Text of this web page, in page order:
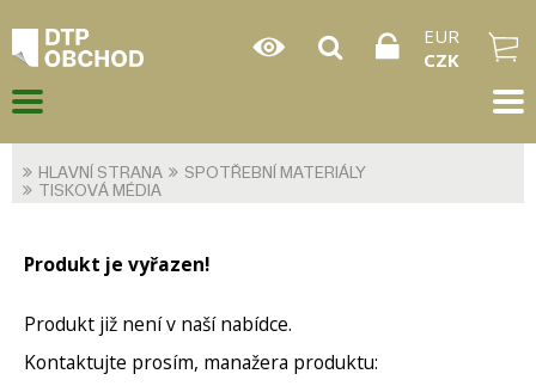
EUR
CZK
HLAVNÍ STRANA
SPOTŘEBNÍ MATERIÁLY
TISKOVÁ MÉDIA
Produkt je vyřazen!
Produkt již není v naší nabídce.
Kontaktujte prosím, manažera produktu: